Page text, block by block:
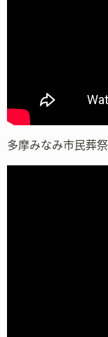
多摩みなみ市民葬祭